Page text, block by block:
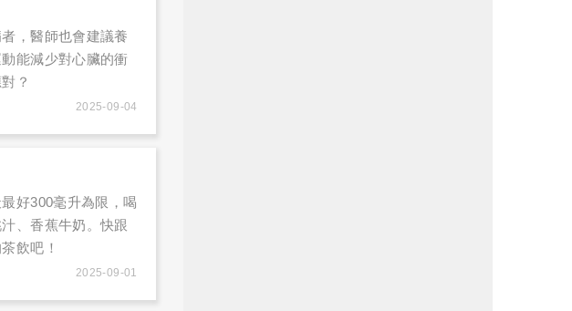
，醫師也會建議養
能減少對心臟的衝
？
2025-09-04
好300毫升為限，喝
、香蕉牛奶。快跟
飲吧！
2025-09-01